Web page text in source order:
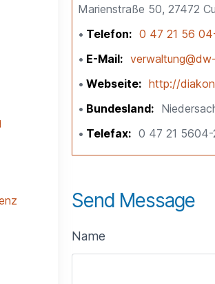
Marienstraße 50, 27472
Telefon
0 47 21 56
E-Mail
Webseite
http://
Bundesland
Telefax
0 47 21 5604-
Send Message
Name